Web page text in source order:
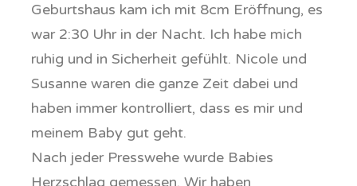
Geburtshaus kam ich mit 8cm Eröffnung, es
war 2:30 Uhr in der Nacht. Ich habe mich
ruhig und in Sicherheit gefühlt. Nicole und
Susanne waren die ganze Zeit dabei und
haben immer kontrolliert, dass es mir und
meinem Baby gut geht.
Nach jeder Presswehe wurde Babies
Herzschlag gemessen. Wir haben